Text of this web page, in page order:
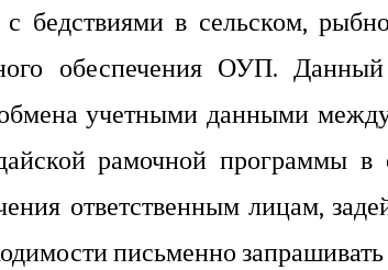
бедствиями в сельском,
обеспечения ОУП.
учетными данными
рамочной программы
ответственным лицам,
письменно